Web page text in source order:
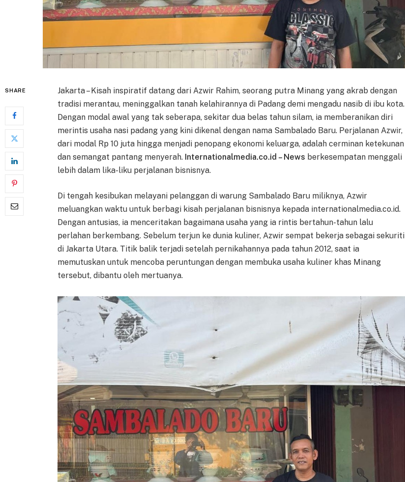
SHARE
Jakarta – Kisah inspiratif datang dari Azwir Rahim, seorang putra Minang yang akrab dengan
tradisi merantau, meninggalkan tanah kelahirannya di Padang demi mengadu nasib di ibu kota.
Dengan modal awal yang tak seberapa, sekitar dua belas tahun silam, ia memberanikan diri
merintis usaha nasi padang yang kini dikenal dengan nama Sambalado Baru. Perjalanan Azwir,
dari modal Rp 10 juta hingga menjadi penopang ekonomi keluarga, adalah cerminan ketekunan
dan semangat pantang menyerah. Internationalmedia.co.id – News berkesempatan menggali
lebih dalam lika-liku perjalanan bisnisnya.
Di tengah kesibukan melayani pelanggan di warung Sambalado Baru miliknya, Azwir
meluangkan waktu untuk berbagi kisah perjalanan bisnisnya kepada internationalmedia.co.id.
Dengan antusias, ia menceritakan bagaimana usaha yang ia rintis bertahun-tahun lalu
perlahan berkembang. Sebelum terjun ke dunia kuliner, Azwir sempat bekerja sebagai sekuriti
di Jakarta Utara. Titik balik terjadi setelah pernikahannya pada tahun 2012, saat ia
memutuskan untuk mencoba peruntungan dengan membuka usaha kuliner khas Minang
tersebut, dibantu oleh mertuanya.